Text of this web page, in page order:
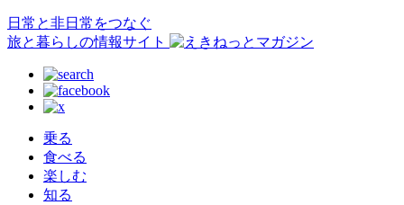
日常と非日常をつなぐ
旅と暮らしの情報サイト
乗る
食べる
楽しむ
知る